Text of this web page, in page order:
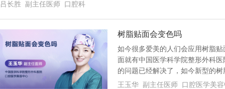
吕长胜 副主任医师 口腔科
树脂贴面会变色吗
如今很多爱美的人们会应用树脂
面就有中国医学科学院整形外科
的问题已经解决了，如今新型的
王玉华 副主任医师 口腔医学美容